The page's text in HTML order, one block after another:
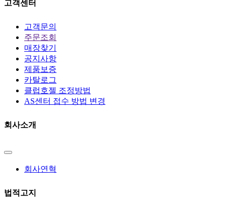
고객센터
고객문의
주문조회
매장찾기
공지사항
제품보증
카탈로그
클럽호젤 조정방법
AS센터 접수 방법 변경
회사소개
회사연혁
법적고지